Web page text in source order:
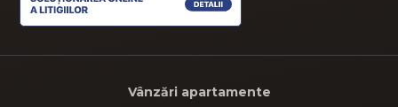
Vânzări apartamente